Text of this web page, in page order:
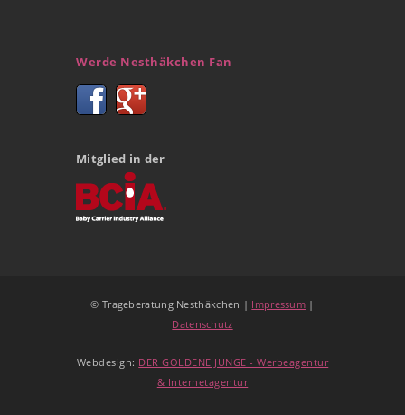
Werde Nesthäkchen Fan
Mitglied in der
© Trageberatung Nesthäkchen | Impressum |
Datenschutz
Webdesign: DER GOLDENE JUNGE - Werbeagentur
& Internetagentur